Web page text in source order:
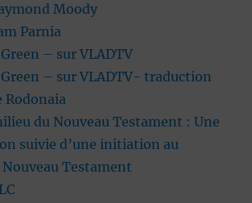
Moody
Parnia
– sur VLADTV
– sur VLADTV- traduction
Rodonaia
du Nouveau Testament : Une
suivie d’une initiation au
Testament